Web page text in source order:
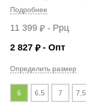
Подробнее
11 399 ₽ - Ррц
2 827 ₽- Опт
Определить размер
6 6,5 7 7,5